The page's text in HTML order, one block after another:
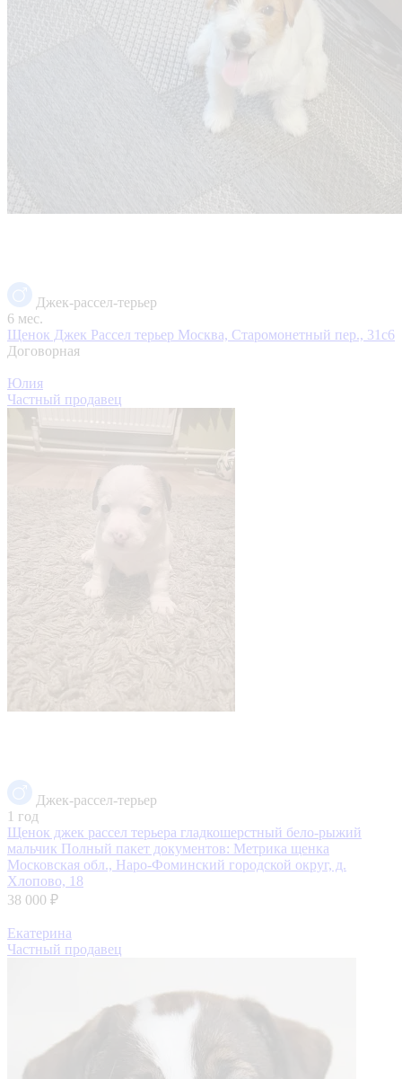
Джек-рассел-терьер
6 мес.
Щенок Джек Рассел терьер Москва, Старомонетный пер., 31с6
Договорная
Юлия
Частный продавец
Джек-рассел-терьер
1 год
Щенок джек рассел терьера гладкошерстный бело-рыжий
мальчик Полный пакет документов: Метрика щенка
Московская обл., Наро-Фоминский городской округ, д.
Хлопово, 18
38 000 ₽
Екатерина
Частный продавец